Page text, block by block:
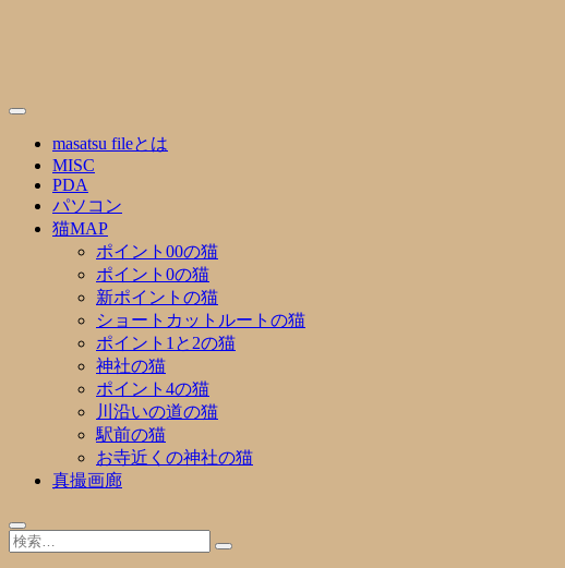
masatsu fileとは
MISC
PDA
パソコン
猫MAP
ポイント00の猫
ポイント0の猫
新ポイントの猫
ショートカットルートの猫
ポイント1と2の猫
神社の猫
ポイント4の猫
川沿いの道の猫
駅前の猫
お寺近くの神社の猫
真撮画廊